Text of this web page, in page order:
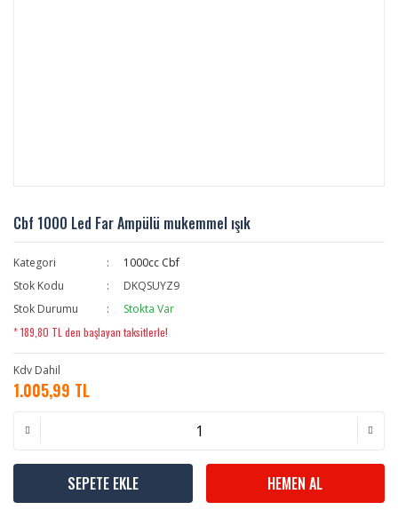
Cbf 1000 Led Far Ampülü mukemmel ışık
Kategori
1000cc Cbf
Stok Kodu
DKQSUYZ9
Stok Durumu
Stokta Var
* 189,80 TL den başlayan taksitlerle!
Kdv Dahil
1.005,99 TL
SEPETE EKLE HEMEN AL